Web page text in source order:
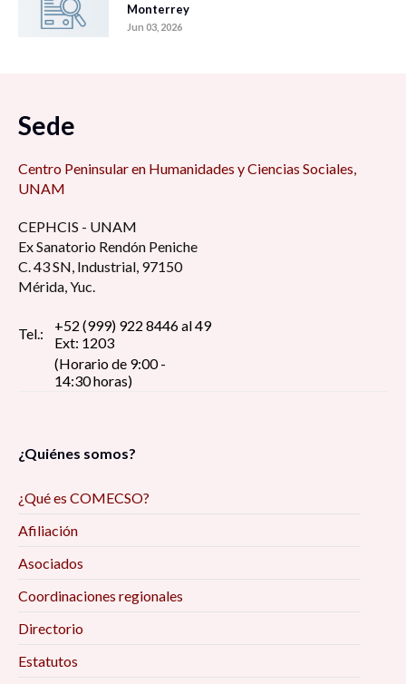
Monterrey
Jun 03, 2026
Sede
Centro Peninsular en Humanidades y Ciencias Sociales,
UNAM
CEPHCIS - UNAM
Ex Sanatorio Rendón Peniche
C. 43 SN, Industrial, 97150
Mérida, Yuc.
Tel.:
+52 (999) 922 8446 al 49
Ext: 1203
(Horario de 9:00 -
14:30 horas)
¿Quiénes somos?
¿Qué es COMECSO?
Afiliación
Asociados
Coordinaciones regionales
Directorio
Estatutos